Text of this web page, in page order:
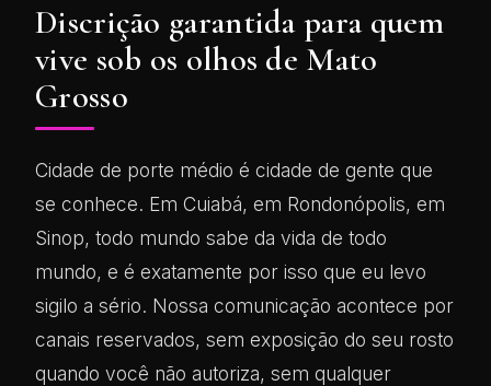
Discrição garantida para quem
vive sob os olhos de Mato
Grosso
Cidade de porte médio é cidade de gente que
se conhece. Em Cuiabá, em Rondonópolis, em
Sinop, todo mundo sabe da vida de todo
mundo, e é exatamente por isso que eu levo
sigilo a sério. Nossa comunicação acontece por
canais reservados, sem exposição do seu rosto
quando você não autoriza, sem qualquer